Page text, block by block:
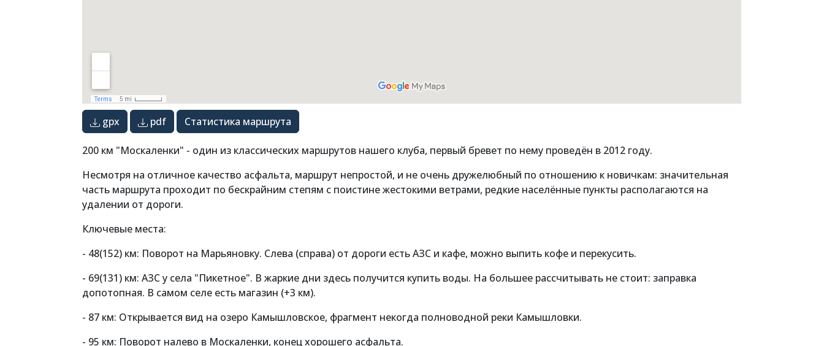
gpx pdf Статистика маршрута
200 км "Москаленки" - один из классических маршрутов нашего клуба, первый бревет по нему проведён в 2012 году.
Несмотря на отличное качество асфальта, маршрут непростой, и не очень дружелюбный по отношению к новичкам: значительная
часть маршрута проходит по бескрайним степям с поистине жестокими ветрами, редкие населённые пункты располагаются на
удалении от дороги.
Ключевые места:
- 48(152) км: Поворот на Марьяновку. Слева (справа) от дороги есть АЗС и кафе, можно выпить кофе и перекусить.
- 69(131) км: АЗС у села "Пикетное". В жаркие дни здесь получится купить воды. На большее рассчитывать не стоит: заправка
допотопная. В самом селе есть магазин (+3 км).
- 87 км: Открывается вид на озеро Камышловское, фрагмент некогда полноводной реки Камышловки.
- 95 км: Поворот налево в Москаленки, конец хорошего асфальта.